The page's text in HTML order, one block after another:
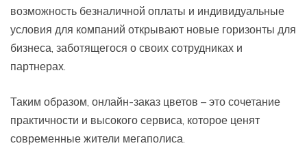
возможность безналичной оплаты и индивидуальные
условия для компаний открывают новые горизонты для
бизнеса, заботящегося о своих сотрудниках и
партнерах.
Таким образом, онлайн-заказ цветов – это сочетание
практичности и высокого сервиса, которое ценят
современные жители мегаполиса.